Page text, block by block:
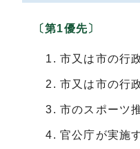
〔第1優先〕
市又は市の行
市又は市の行
市のスポーツ
官公庁が実施